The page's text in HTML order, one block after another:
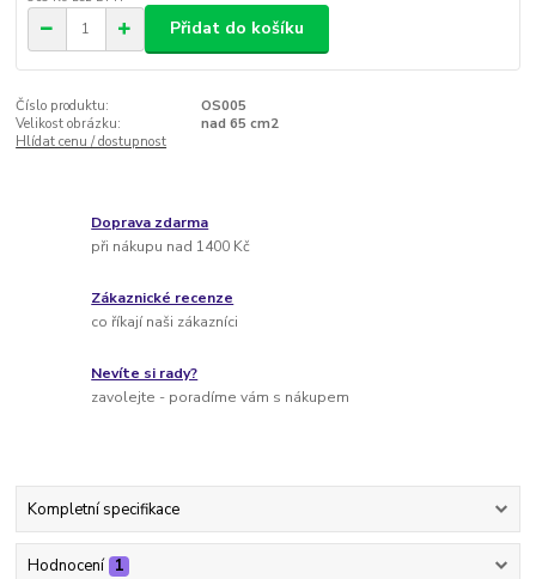
Přidat do košíku
Číslo produktu:
OS005
Velikost obrázku:
nad 65 cm2
Hlídat cenu / dostupnost
Doprava zdarma
při nákupu nad 1400 Kč
Zákaznické recenze
co říkají naši zákazníci
Nevíte si rady?
zavolejte - poradíme vám s nákupem
Kompletní specifikace
Hodnocení 1